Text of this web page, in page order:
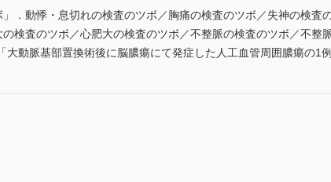
．動悸・息切れの検査のツボ／胸痛の検査のツボ／失神の検査
検査のツボ／心肥大の検査のツボ／不整脈の検査のツボ／不整
動脈基部置換術後に脳膿瘍にて発症した人工血管周囲膿瘍の1例